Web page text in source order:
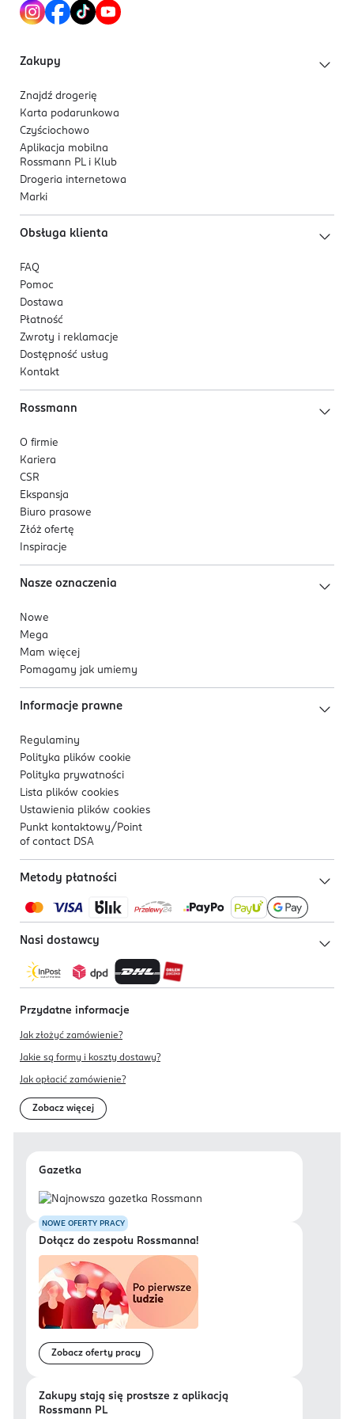
potrzebują.
Aleje Jerozolimskie 134
02-305 Warszawa
Kod EAN
8 720181 669712
Zakupy
Znajdź drogerię
Karta podarunkowa
Czyściochowo
Aplikacja mobilna
Rossmann PL i Klub
Drogeria internetowa
Marki
Obsługa klienta
FAQ
Pomoc
Dostawa
Płatność
Zwroty i reklamacje
Dostępność usług
Kontakt
Rossmann
O firmie
Kariera
CSR
Ekspansja
Biuro prasowe
Złóż ofertę
Inspiracje
Nasze oznaczenia
Nowe
Mega
Mam więcej
Pomagamy jak umiemy
Informacje prawne
Regulaminy
Polityka plików cookie
Polityka prywatności
Lista plików cookies
Ustawienia plików cookies
Punkt kontaktowy/ Point
of contact DSA
Metody płatności
Nasi dostawcy
Przydatne informacje
Jak złożyć zamówienie?
Jakie są formy i koszty dostawy?
Jak opłacić zamówienie?
Zobacz więcej
Gazetka
NOWE OFERTY PRACY
Dołącz do zespołu Rossmanna!
Zobacz oferty pracy
Zakupy stają się prostsze z aplikacją
Rossmann PL